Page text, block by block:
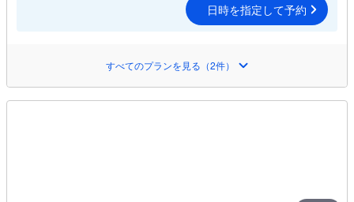
日時を指定して予約
すべてのプランを見る（2件）